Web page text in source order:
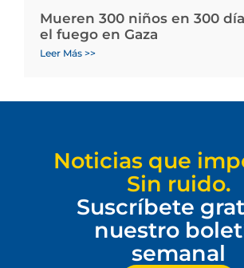
Mueren 300 niños en 300
el fuego en Gaza
Leer Más >>
Noticias que
Sin ruido.
Suscríbete
nuestro
semanal